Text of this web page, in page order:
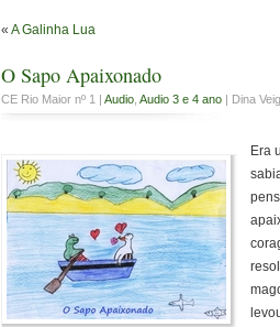
« A Galinha Lua
O Sapo Apaixonado
CE Rio Maior nº 1 | Audio Audio 3 e 4 ano | Dina
Era